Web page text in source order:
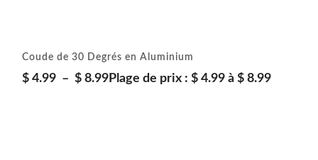
Coude de 30 Degrés en Aluminium
$ 4.99 – $ 8.99Plage de prix : $ 4.99 à $ 8.99